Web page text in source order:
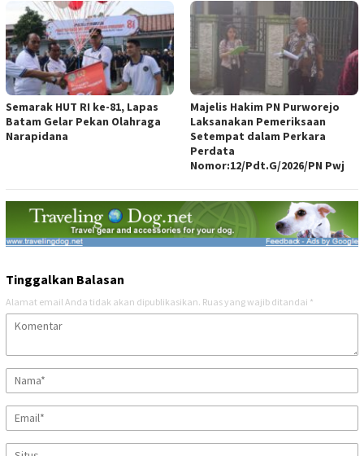
Semarak HUT RI ke-81, Lapas
Batam Gelar Pekan Olahraga
Narapidana
Majelis Hakim PN Purworejo
Laksanakan Pemeriksaan
Setempat dalam Perkara
Perdata
Nomor:12/Pdt.G/2026/PN Pwj
Tinggalkan Balasan
Alamat email Anda tidak akan dipublikasikan. Ruas yang wajib ditandai *